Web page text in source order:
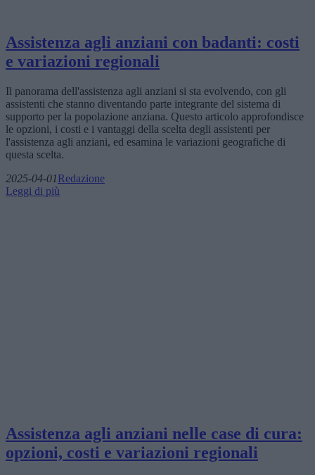
Assistenza agli anziani con badanti: costi
e variazioni regionali
Il panorama dell'assistenza agli anziani si sta evolvendo, con gli
assistenti che stanno diventando parte integrante del sistema di
supporto per la popolazione anziana. Questo articolo approfondisce
le opzioni, i costi e i vantaggi della scelta degli assistenti per
l'assistenza agli anziani, ed esamina le variazioni geografiche di
questa scelta.
2025-04-01Redazione
Leggi di più
Assistenza agli anziani nelle case di cura:
opzioni, costi e variazioni regionali